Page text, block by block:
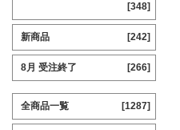
[348]
新商品 [242]
8月 受注終了 [266]
全商品一覧 [1287]